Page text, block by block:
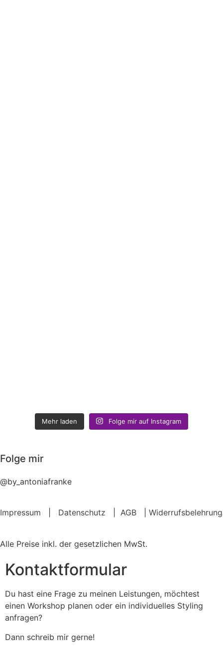
Mehr laden Folge mir auf Instagram
Folge mir
@by_antoniafranke
Impressum Datenschutz AGB Widerrufsbelehrung
Alle Preise inkl. der gesetzlichen MwSt.
Kontaktformular
Du hast eine Frage zu meinen Leistungen, möchtest
einen Workshop planen oder ein individuelles Styling
anfragen?
Dann schreib mir gerne!